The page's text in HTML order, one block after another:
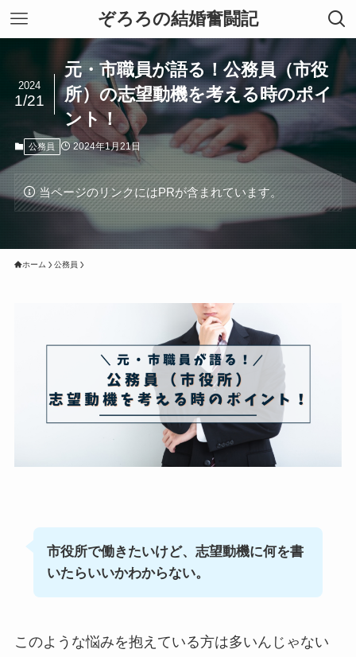
ぞろろの結婚奮闘記
元・市職員が語る！公務員（市役
所）の志望動機を考える時のポイ
ント！
2024
1/21
公務員 2024年1月21日
当ページのリンクにはPRが含まれています。
ホーム 公務員
市役所で働きたいけど、志望動機に何を書
いたらいいかわからない。
このような悩みを抱えている方は多いんじゃない